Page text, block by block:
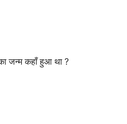
जन्म कहाँ हुआ था ?